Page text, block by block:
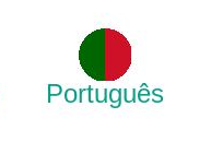
Português